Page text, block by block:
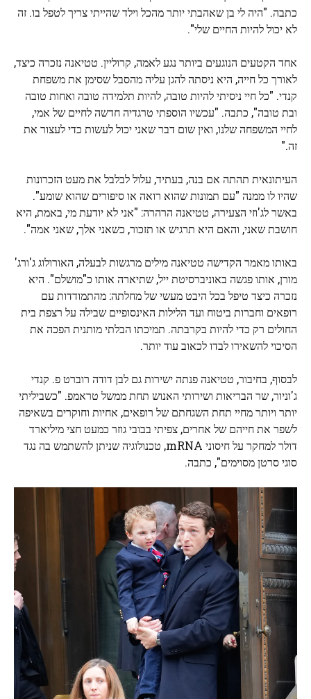
כתבה. "היה לי בן שאהבתי יותר מהכל וילד שהייתי צריך לטפל בו. זה
לא יכול להיות החיים שלי".
אחד הקטעים הנוגעים ביותר נגע לאמה, קרוליין. טטיאנה נזכרה כיצד,
לאורך כל חייה, היא ניסתה להגן עליה מהסבל שסימן את משפחת
קנדי. "כל חיי ניסיתי להיות טובה, להיות תלמידה טובה ואחות טובה
ובת טובה", כתבה. "עכשיו הוספתי טרגדיה חדשה לחיים של אמי,
לחיי המשפחה שלנו, ואין שום דבר שאני יכול לעשות כדי לעצור את
זה."
העיתונאית תהתה אם בנה, בעתיד, עלול לבלבל את מעט הזכרונות
שהיו לו ממנה "עם תמונות שהוא רואה או סיפורים שהוא שומע".
באשר לג'וזי הצעירה, טטיאנה הרהרה: "אני לא יודעת מי, באמת, היא
חושבת שאני, והאם היא תרגיש או תזכור, כשאני אלך, שאני אמה".
באותו מאמר הקדישה טטיאנה מילים מרגשות לבעלה, האורולוג ג'ורג'
מורן, אותו פגשה באוניברסיטת ייל, שתיארה אותו כ"מושלם". היא
נזכרה כיצד טיפל בכל היבט מעשי של מחלתה: מהתמודדות עם
רופאים וחברות ביטוח ועד הלילות האינסופיים שבילה על רצפת בית
החולים רק כדי להיות בקרבתה. תמיכתו הבלתי מותנית הפכה את
הסיכוי להשאירו לבדו לכאוב עוד יותר.
לבסוף, בחיבור, טטיאנה פנתה ישירות גם לבן דודה רוברט פ. קנדי ​​
ג'וניור, שר הבריאות ושירותי האנוש תחת ממשל טראמפ. "כשביליתי
יותר ויותר מחיי תחת השגחתם של רופאים, אחיות וחוקרים בשאיפה
לשפר את חייהם של אחרים, צפיתי בבובי גוזר כמעט חצי מיליארד
דולר למחקר על חיסוני mRNA, טכנולוגיה שניתן להשתמש בה נגד
סוגי סרטן מסוימים", כתבה.